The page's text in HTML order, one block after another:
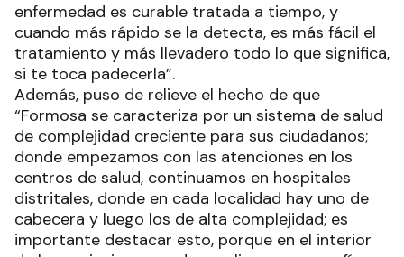
enfermedad es curable tratada a tiempo, y
cuando más rápido se la detecta, es más fácil el
tratamiento y más llevadero todo lo que significa,
si te toca padecerla”.
Además, puso de relieve el hecho de que
“Formosa se caracteriza por un sistema de salud
de complejidad creciente para sus ciudadanos;
donde empezamos con las atenciones en los
centros de salud, continuamos en hospitales
distritales, donde en cada localidad hay uno de
cabecera y luego los de alta complejidad; es
importante destacar esto, porque en el interior